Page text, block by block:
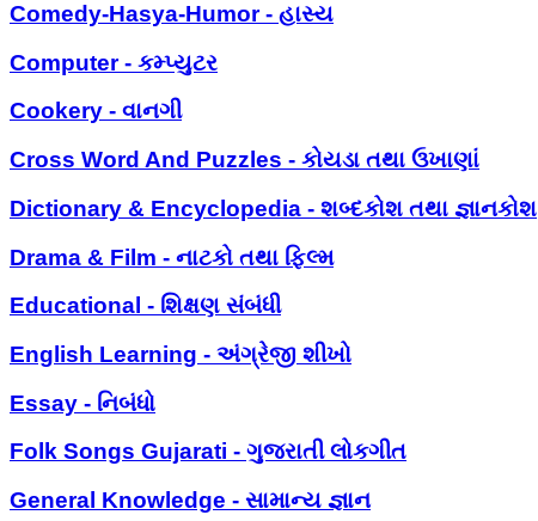
Comedy-Hasya-Humor - હાસ્ય
Computer - કમ્પ્યુટર
Cookery - વાનગી
Cross Word And Puzzles - કોયડા તથા ઉખાણાં
Dictionary & Encyclopedia - શબ્દકોશ તથા જ્ઞાનકોશ
Drama & Film - નાટકો તથા ફિલ્મ
Educational - શિક્ષણ સંબંધી
English Learning - અંગ્રેજી શીખો
Essay - નિબંધો
Folk Songs Gujarati - ગુજરાતી લોકગીત
General Knowledge - સામાન્ય જ્ઞાન